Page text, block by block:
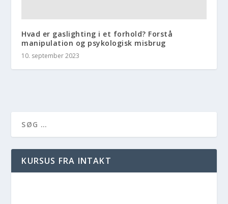
Hvad er gaslighting i et forhold? Forstå
manipulation og psykologisk misbrug
10. september 2023
KURSUS FRA INTAKT